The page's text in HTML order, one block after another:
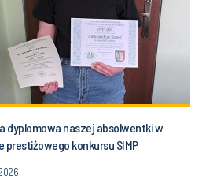
dyplomowa naszej absolwentki w
prestiżowego konkursu SIMP